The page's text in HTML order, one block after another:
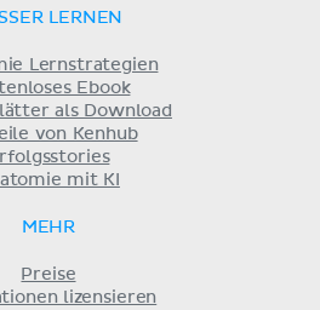
LERNEN
Lernstrategien
Ebook
als Download
von Kenhub
mit KI
MEHR
Preise
lizensieren